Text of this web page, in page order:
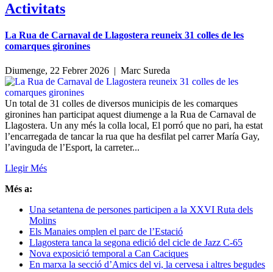
Activitats
La Rua de Carnaval de Llagostera reuneix 31 colles de les
comarques gironines
Diumenge, 22 Febrer 2026 | Marc Sureda
Un total de 31 colles de diversos municipis de les comarques
gironines han participat aquest diumenge a la Rua de Carnaval de
Llagostera. Un any més la colla local, El porró que no pari, ha estat
l’encarregada de tancar la rua que ha desfilat pel carrer María Gay,
l’avinguda de l’Esport, la carreter...
Llegir Més
Més a:
Una setantena de persones participen a la XXVI Ruta dels
Molins
Els Manaies omplen el parc de l’Estació
Llagostera tanca la segona edició del cicle de Jazz C-65
Nova exposició temporal a Can Caciques
En marxa la secció d’Amics del vi, la cervesa i altres begudes